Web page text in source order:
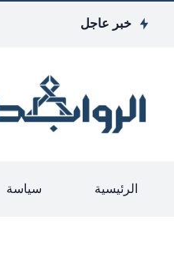
خبر عاجل
الرئيسية سياسة